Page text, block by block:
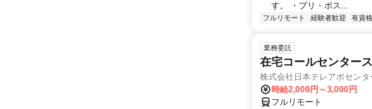
す。 ・プリ・ポス...
フルリモート 経験者歓迎 有資
業務委託
在宅コールセンター
株式会社日本テレアポセンタ
時給2,000円～3,000円
フルリモート